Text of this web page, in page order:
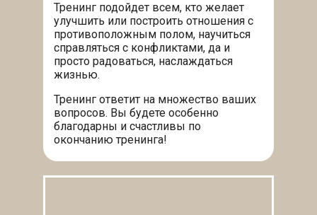
Тренинг подойдет всем, кто желает
улучшить или построить отношения с
противоположным полом, научиться
справляться с конфликтами, да и
просто радоваться, наслаждаться
жизнью.
Тренинг ответит на множество ваших
вопросов. Вы будете особенно
благодарны и счастливы по
окончанию тренинга!